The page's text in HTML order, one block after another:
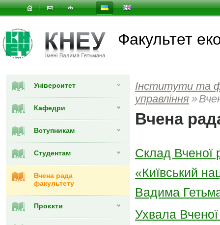
Факультет
Університет
Кафедри
Вступникам
Студентам
Вчена рада
факультету
Проєкти
Інститути та
управлiння »
Вчена
Склад Вченої
«Київський
Вадима
Ухвала